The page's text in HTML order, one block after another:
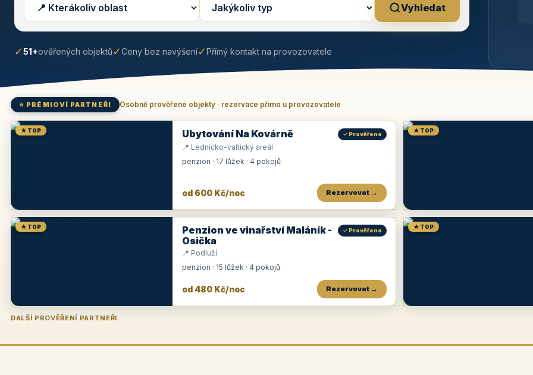
Vyhledat
✓51+ověřených objektů✓Ceny bez navýšení✓Přímý kontakt na provozovatele
⭐ PRÉMIOVÍ PARTNEŘI Osobně prověřené objekty · rezervace přímo u provozovatele
★ TOP Ubytování Na Kovárně ✓ Prověřeno
📍 Lednicko-valtický areál
penzion · 17 lůžek · 4 pokojů
od 600 Kč/noc Rezervovat →
★ TOP
★ TOP
Penzion ve vinařství Maláník -
Osička
✓ Prověřeno
📍 Podluží
penzion · 15 lůžek · 4 pokojů
od 480 Kč/noc Rezervovat →
★ TOP
DALŠÍ PROVĚŘENÍ PARTNEŘI
Penzion U Zámku Pension Faber